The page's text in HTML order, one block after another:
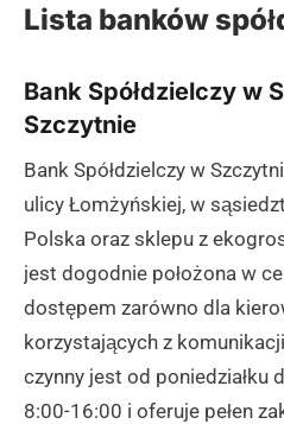
Lista banków
Bank Spółdzielczy w
Szczytnie
Bank Spółdzielczy w
ulicy Łomżyńskiej, w
Polska oraz sklepu z
jest dogodnie położona w
dostępem zarówno dla
korzystających z
czynny jest od poniedziałku
8:00-16:00 i oferuje pełen